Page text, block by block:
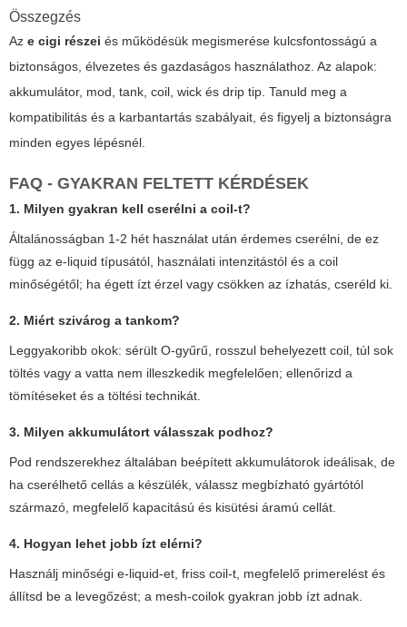
Összegzés
Az e cigi részei és működésük megismerése kulcsfontosságú a
biztonságos, élvezetes és gazdaságos használathoz. Az alapok:
akkumulátor, mod, tank, coil, wick és drip tip. Tanuld meg a
kompatibilitás és a karbantartás szabályait, és figyelj a biztonságra
minden egyes lépésnél.
FAQ - GYAKRAN FELTETT KÉRDÉSEK
1. Milyen gyakran kell cserélni a coil-t?
Általánosságban 1-2 hét használat után érdemes cserélni, de ez
függ az e-liquid típusától, használati intenzitástól és a coil
minőségétől; ha égett ízt érzel vagy csökken az ízhatás, cseréld ki.
2. Miért szivárog a tankom?
Leggyakoribb okok: sérült O-gyűrű, rosszul behelyezett coil, túl sok
töltés vagy a vatta nem illeszkedik megfelelően; ellenőrizd a
tömítéseket és a töltési technikát.
3. Milyen akkumulátort válasszak podhoz?
Pod rendszerekhez általában beépített akkumulátorok ideálisak, de
ha cserélhető cellás a készülék, válassz megbízható gyártótól
származó, megfelelő kapacitású és kisütési áramú cellát.
4. Hogyan lehet jobb ízt elérni?
Használj minőségi e-liquid-et, friss coil-t, megfelelő primerelést és
állítsd be a levegőzést; a mesh-coilok gyakran jobb ízt adnak.